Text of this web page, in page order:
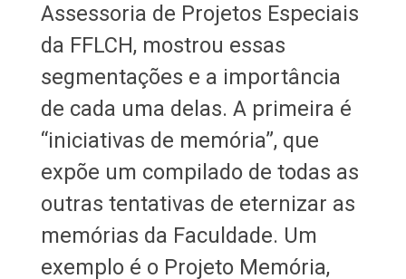
Assessoria de Projetos Especiais
da FFLCH, mostrou essas
segmentações e a importância
de cada uma delas. A primeira é
“iniciativas de memória”, que
expõe um compilado de todas as
outras tentativas de eternizar as
memórias da Faculdade. Um
exemplo é o Projeto Memória,